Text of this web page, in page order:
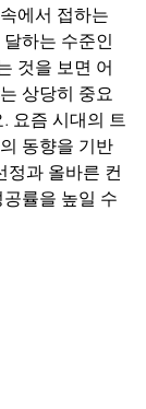
에서 접하는
하는 수준인
것을 보면 어
상당히 중요
요즘 시대의 트
동향을 기반
정과 올바른 컨
률을 높일 수